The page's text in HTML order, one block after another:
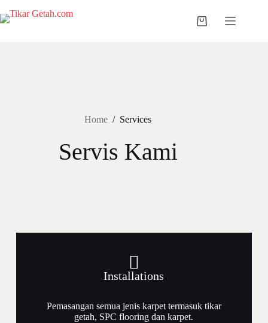
Home / Services
Servis Kami
Installations
Pemasangan semua jenis karpet termasuk tikar
getah, SPC flooring dan karpet.